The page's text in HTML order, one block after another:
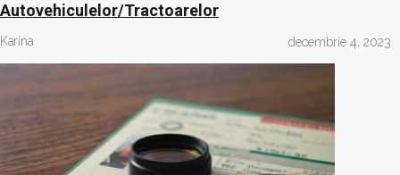
Autovehiculelor/Tractoarelor
Karina decembrie 4, 2023